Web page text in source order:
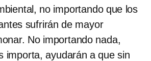
no importando que los
sufrirán de mayor
No importando nada,
importa, ayudarán a que sin